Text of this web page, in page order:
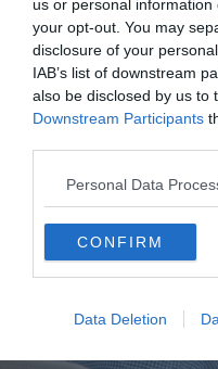
us or personal
your opt-out. You may
disclosure of your
IAB’s list of downstream
also be disclosed by us to
Downstream Participants
Personal Data
CONFIRM
Data Deletion
demande de